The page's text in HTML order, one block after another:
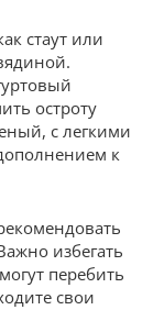
стаут или
остроту
с легкими
к
избегать
перебить
свои